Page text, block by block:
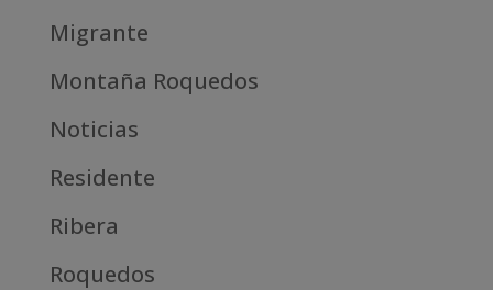
Migrante
Montaña Roquedos
Noticias
Residente
Ribera
Roquedos